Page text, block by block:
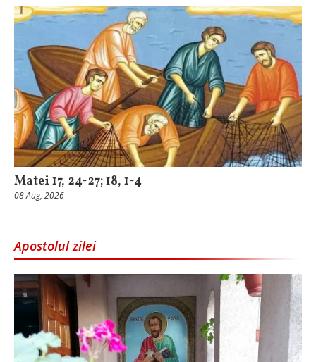
Matei 17, 24-27; 18, 1-4
08 Aug, 2026
Apostolul zilei